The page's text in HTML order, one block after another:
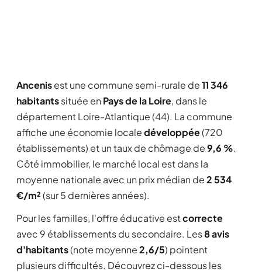
Ancenisest une commune semi-rurale de11 346
habitantssituée en Pays de la Loire, dans le
département Loire-Atlantique (44). La commune
affiche une économie localedéveloppée(720
établissements) et un taux de chômage de9,6 %.
Côté immobilier, le marché local est dans la
moyenne nationale avec un prix médian de2 534
€/m²(sur 5 dernières années).
Pour les familles, l'offre éducative estcorrecte
avec 9 établissements du secondaire. Les8 avis
d'habitants(note moyenne2,6/5) pointent
plusieurs difficultés. Découvrez ci-dessous les